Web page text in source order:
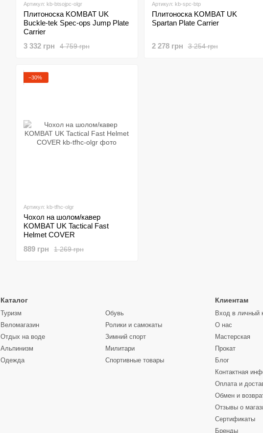
Артикул: kb-btsojpc-olgr
Плитоноска KOMBAT UK
Buckle-tek Spec-ops Jump Plate
Carrier
4 759 грн
3 332 грн
Артикул: kb-spc-btp
Плитоноска KOMBAT UK
Spartan Plate Carrier
3 254 грн
2 278 грн
−30%
Артикул: kb-tfhc-olgr
Чохол на шолом/кавер
KOMBAT UK Tactical Fast
Helmet COVER
1 269 грн
889 грн
Каталог
Туризм
Веломагазин
Отдых на воде
Альпинизм
Одежда
Обувь
Ролики и самокаты
Зимний спорт
Милитари
Спортивные товары
Клиентам
Вход в личный
О нас
Мастерская
Прокат
Блог
Контактная
Оплата и
Обмен и
Отзывы о
Сертификаты
Бренды